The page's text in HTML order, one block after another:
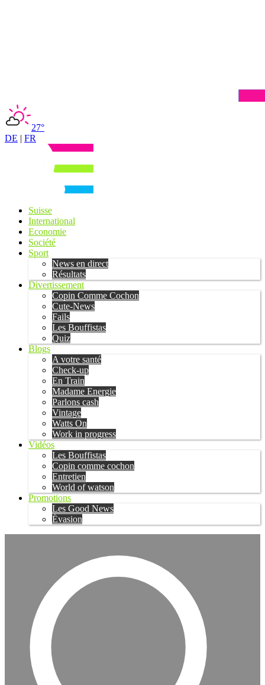
27°
DE | FR
Suisse
International
Economie
Société
Sport
News en direct
Résultats
Divertissement
Copin Comme Cochon
Cute-News
Fails
Les Bouffistas
Quiz
Blogs
A votre santé
Check-up
En Train
Madame Energie
Parlons cash
Vintage
Watts On
Work in progress
Vidéos
Les Bouffistas
Copin comme cochon
Entretien
World of watson
Promotions
Les Good News
Évasion